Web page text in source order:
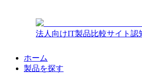
法人向けIT製品比較サイト 認
ホーム
製品を探す